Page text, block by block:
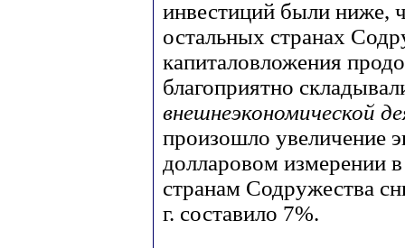
инвестиций были ниже,
остальных странах
капиталовложения
благоприятно
внешнеэкономической
произошло увеличение
долларовом измерении
странам Содружества
г. составило 7%.